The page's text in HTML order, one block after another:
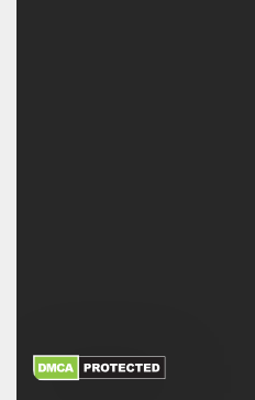
XEM THÊM